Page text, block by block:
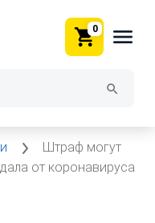
0
Штраф могут
от коронавируса